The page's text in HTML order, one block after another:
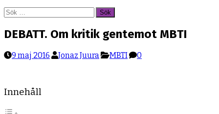
Sök
efter:
DEBATT. Om kritik gentemot MBTI
9 maj 2016 Jonaz Juura MBTI 0
Innehåll